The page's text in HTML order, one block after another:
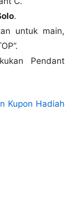
.
untuk main,
Pendant
Kupon Hadiah